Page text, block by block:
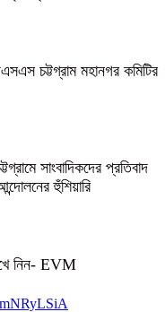
চট্টগ্রাম মহানগর কমিটির
সাংবাদিকদের প্রতিবাদ
হুঁশিয়ারি
নিন- EVM